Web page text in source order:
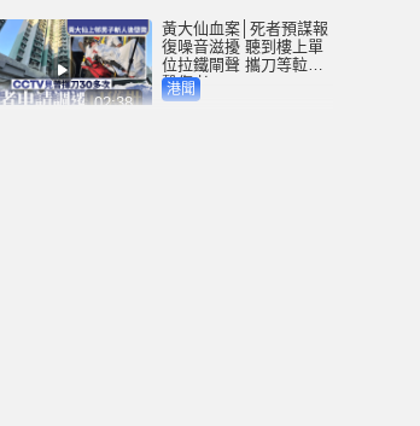
02:38
黃大仙血案│死者預謀報
復噪音滋擾 聽到樓上單
位拉鐵閘聲 攜刀等𨋢伏
擊傷者
港聞